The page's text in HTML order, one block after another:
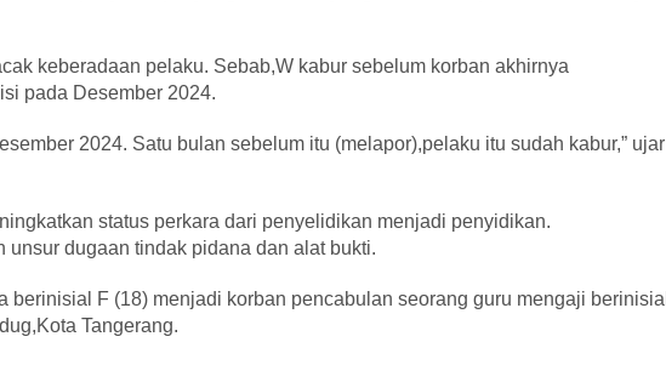
keberadaan pelaku. Sebab,W kabur sebelum korban akhirnya
pada Desember 2024.
2024. Satu bulan sebelum itu (melapor),pelaku itu sudah kabur,” ujar
status perkara dari penyelidikan menjadi penyidikan.
unsur dugaan tindak pidana dan alat bukti.
berinisial F (18) menjadi korban pencabulan seorang guru mengaji berinisial
Tangerang.